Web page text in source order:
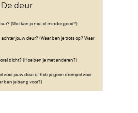
De deur
(Wat kan je niet of minder goed?)
jouw deur? (Waar ben je trots op? Waar
dicht? (Hoe ben je met anderen?)
voor jouw deur of heb je geen drempel voor
ben je bang voor?)